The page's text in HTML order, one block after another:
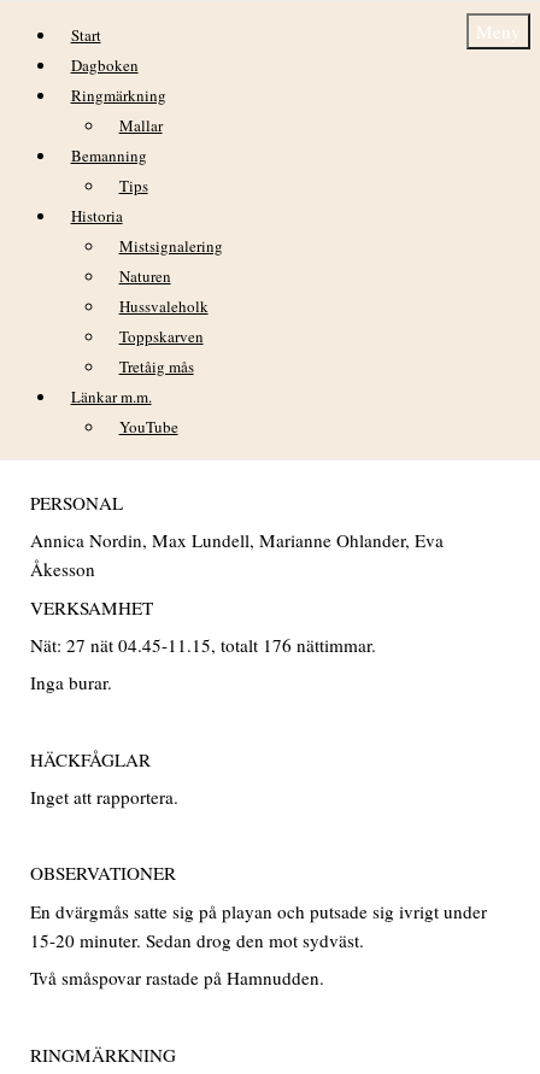
Hoppa till innehåll Meny
Start
Dagboken
Ringmärkning
Mallar
Bemanning
Tips
Historia
Mistsignalering
Naturen
Hussvaleholk
Toppskarven
Tretåig mås
Länkar m.m.
YouTube
Dagbok Nidingens Fågelstation – fredag 1
maj 2026
VÄDER
Svaga sydliga till västliga vindar och klart väder.
Temperaturen 7-17 grader.
PERSONAL
Annica Nordin, Max Lundell, Marianne Ohlander, Eva
Åkesson
VERKSAMHET
Nät: 27 nät 04.45-11.15, totalt 176 nättimmar.
Inga burar.
HÄCKFÅGLAR
Inget att rapportera.
OBSERVATIONER
En dvärgmås satte sig på playan och putsade sig ivrigt under
15-20 minuter. Sedan drog den mot sydväst.
Två småspovar rastade på Hamnudden.
RINGMÄRKNING